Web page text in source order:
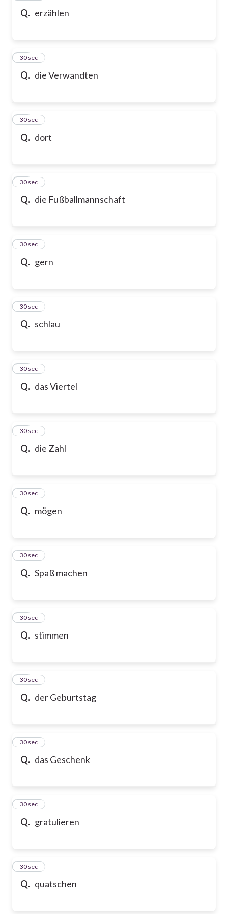
Q. erzählen
Q. die Verwandten
80
30 sec
Q. dort
81
30 sec
Q. die Fußballmannschaft
82
30 sec
Q. gern
83
30 sec
Q. schlau
84
30 sec
Q. das Viertel
85
30 sec
Q. die Zahl
86
30 sec
Q. mögen
87
30 sec
Q. Spaß machen
88
30 sec
Q. stimmen
89
30 sec
Q. der Geburtstag
90
30 sec
Q. das Geschenk
91
30 sec
Q. gratulieren
92
30 sec
Q. quatschen
93
30 sec